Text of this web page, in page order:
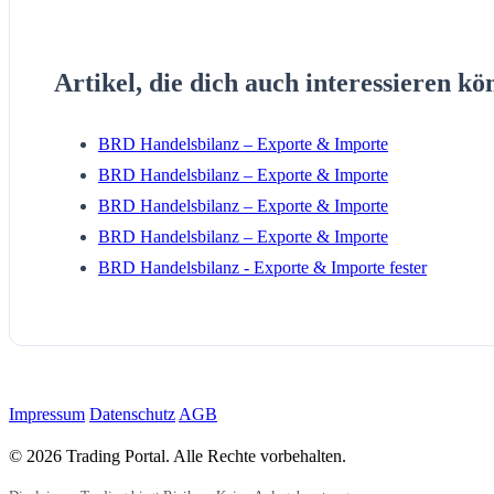
Artikel, die dich auch interessieren
BRD Handelsbilanz – Exporte & Importe
BRD Handelsbilanz – Exporte & Importe
BRD Handelsbilanz – Exporte & Importe
BRD Handelsbilanz – Exporte & Importe
BRD Handelsbilanz - Exporte & Importe fester
Impressum Datenschutz AGB
© 2026 Trading Portal. Alle Rechte vorbehalten.